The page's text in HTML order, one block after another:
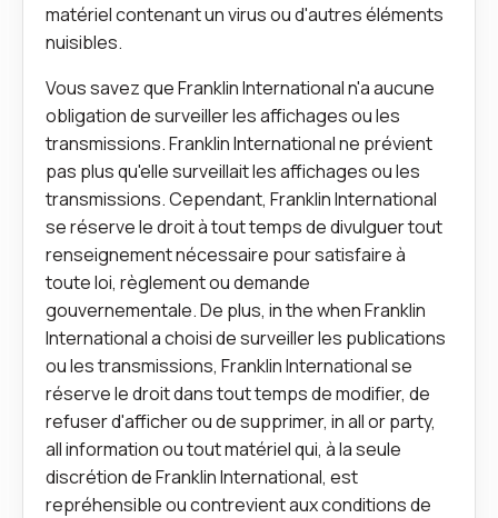
matériel contenant un virus ou d'autres éléments
nuisibles.
Vous savez que Franklin International n'a aucune
obligation de surveiller les affichages ou les
transmissions. Franklin International ne prévient
pas plus qu'elle surveillait les affichages ou les
transmissions. Cependant, Franklin International
se réserve le droit à tout temps de divulguer tout
renseignement nécessaire pour satisfaire à
toute loi, règlement ou demande
gouvernementale. De plus, in the when Franklin
International a choisi de surveiller les publications
ou les transmissions, Franklin International se
réserve le droit dans tout temps de modifier, de
refuser d'afficher ou de supprimer, in all or party,
all information ou tout matériel qui, à la seule
discrétion de Franklin International, est
repréhensible ou contrevient aux conditions de